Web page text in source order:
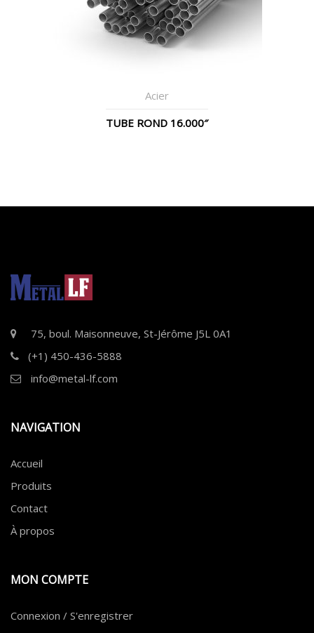
Acier
TUBE ROND 16.000″
75, boul. Maisonneuve, St-Jérôme J5L 0A1
(+1) 450-436-5888
info@metal-lf.com
NAVIGATION
Accueil
Produits
Contact
À propos
MON COMPTE
Connexion / S'enregistrer